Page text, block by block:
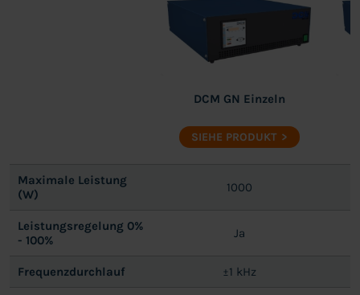
DCM GN Einzeln
SIEHE PRODUKT
Maximale Leistung
(W)
1000
Leistungsregelung 0%
- 100%
Ja
Frequenzdurchlauf ±1 kHz